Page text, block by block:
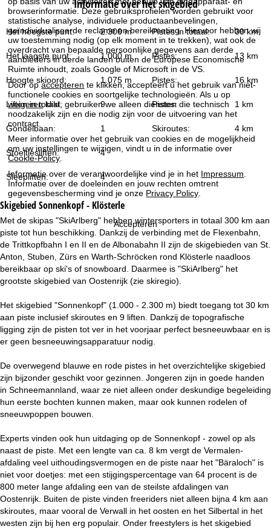
browserinformatie. Deze gebruiksprofielen worden gebruikt voor
statistische analyse, individuele productaanbevelingen,
geïndividualiseerde reclame en bereikmeting. Hiervoor hebben wij
uw toestemming nodig (op elk moment in te trekken), wat ook de
overdracht van bepaalde persoonlijke gegevens aan derde
aanbieders in derde landen buiten de Europese Economische
Ruimte inhoudt, zoals Google of Microsoft in de VS.
Door opaccepteren te klikken, accepteert u het gebruik van niet-
functionele cookies en soortgelijke technologieën. Als u op
weigerenklikt, gebruiken we alleen diensten die technisch
noodzakelijk zijn en die nodig zijn voor de uitvoering van het
contract.
Meer informatie over het gebruik van cookies en de mogelijkheid
om uw instellingen te wijzigen, vindt u in de informatie over
Cookie-Policy
Informatie over de verantwoordelijke vind je in het Impressum
Informatie over de doeleinden en jouw rechten omtrent
gegevensbescherming vind je onze Privacy Policy
Accepteren
r
t
p
a
g
i
n
a
Informatie over het skigebied
Het hoogste punt: 2.300 m Pistes in totaal: 30 km
Het laagste punt: 1.000 m Pistes: 13 km
Hoogte skioord: 1.075 m Pistes: 16 km
Liften in totaal: 9 Pistes: 1 km
Gondelbaan: 1 Skiroutes: 4 km
Stoeltjesliften: 4
Sleepliften: 4
Skigebied Sonnenkopf - Klösterle
Met de skipas "SkiArlberg" hebben wintersporters in totaal 300 km aan
piste tot hun beschikking. Dankzij de verbinding met de Flexenbahn,
de Trittkopfbahn I en II en de Albonabahn II zijn de skigebieden van St.
Anton, Stuben, Zürs en Warth-Schröcken rond Klösterle naadloos
bereikbaar op ski's of snowboard. Daarmee is "SkiArlberg" het
grootste skigebied van Oostenrijk (zie skiregio).
Het skigebied "Sonnenkopf" (1.000 - 2.300 m) biedt toegang tot 30 km
aan piste inclusief skiroutes en 9 liften. Dankzij de topografische
ligging zijn de pisten tot ver in het voorjaar perfect besneeuwbaar en is
er geen besneeuwingsapparatuur nodig.
De overwegend blauwe en rode pistes in het overzichtelijke skigebied
zijn bijzonder geschikt voor gezinnen. Jongeren zijn in goede handen
in Schneemannland, waar ze niet alleen onder deskundige begeleiding
hun eerste bochten kunnen maken, maar ook kunnen rodelen of
sneeuwpoppen bouwen.
Experts vinden ook hun uitdaging op de Sonnenkopf - zowel op als
naast de piste. Met een lengte van ca. 8 km vergt de Vermalen-
afdaling veel uithoudingsvermogen en de piste naar het "Bäraloch" is
niet voor doetjes: met een stijgingspercentage van 64 procent is de
800 meter lange afdaling een van de steilste afdalingen van
Oostenrijk. Buiten de piste vinden freeriders niet alleen bijna 4 km aan
skiroutes, maar vooral de Verwall in het oosten en het Silbertal in het
westen zijn bij hen erg populair. Onder freestylers is het skigebied